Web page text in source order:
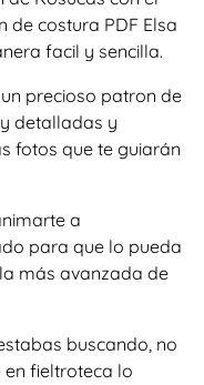
de costura PDF Elsa
facil y sencilla.
precioso patron de
detalladas y
fotos que te guiarán
a
para que lo pueda
más avanzada de
buscando, no
fieltroteca lo